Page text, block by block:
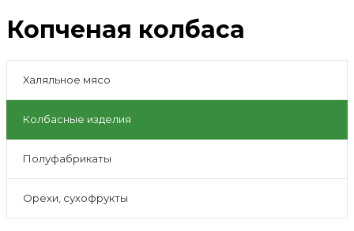
Копченая колбаса
Халяльное мясо
Колбасные изделия
Полуфабрикаты
Орехи, сухофрукты